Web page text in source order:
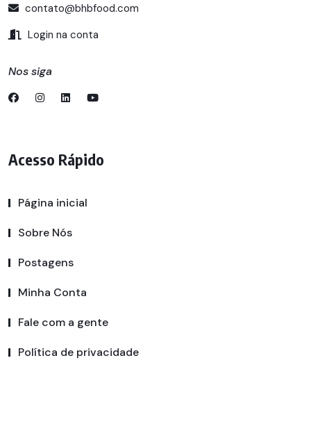
contato@bhbfood.com
Login na conta
Nos siga
Acesso Rápido
Página inicial
Sobre Nós
Postagens
Minha Conta
Fale com a gente
Política de privacidade